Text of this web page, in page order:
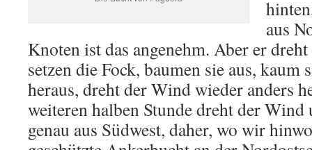
aus
Knoten ist das angenehm. Aber er
setzen die Fock, baumen sie aus,
heraus, dreht der Wind wieder anders
weiteren halben Stunde dreht der
genau aus Südwest, daher, wo wir